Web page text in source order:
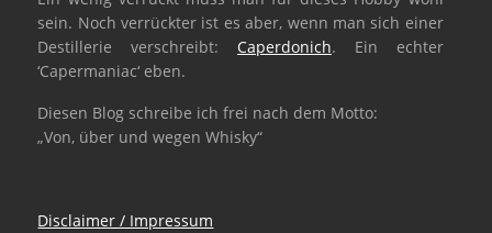
sein. Noch verrückter ist es aber, wenn man sich einer
Destillerie verschreibt: Caperdonich. Ein echter
‘Capermaniac‘ eben.
Diesen Blog schreibe ich frei nach dem Motto:
„Von, über und wegen Whisky“
Disclaimer / Impressum